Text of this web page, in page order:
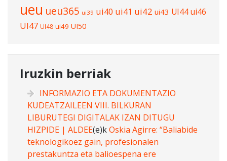
ueu ueu365 ui39 ui40 ui41 ui42 ui43 UI44ui46
UI47 UI48 ui49 UI50
Iruzkin berriak
INFORMAZIO ETA DOKUMENTAZIO
KUDEATZAILEEN VIII. BILKURAN
LIBURUTEGI DIGITALAK IZAN DITUGU
HIZPIDE | ALDEE(e)kOskia Agirre: “Baliabide
teknologikoez gain, profesionalen
prestakuntza eta balioespena ere